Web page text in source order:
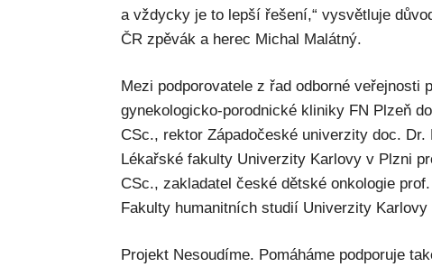
a vždycky je to lepší řešení,“ vysvětluje
ČR zpěvák a herec Michal Malátný.
Mezi podporovatele z řad odborné veřejnosti
gynekologicko-porodnické kliniky FN Plzeň
CSc., rektor Západočeské univerzity doc.
Lékařské fakulty Univerzity Karlovy v Plzni
CSc., zakladatel české dětské onkologie
Fakulty humanitních studií Univerzity
Projekt Nesoudíme. Pomáháme podporuje